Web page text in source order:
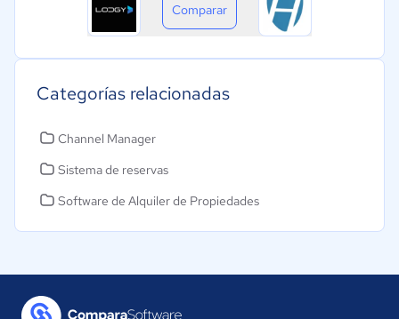
Comparar
Categorías relacionadas
Channel Manager
Sistema de reservas
Software de Alquiler de Propiedades